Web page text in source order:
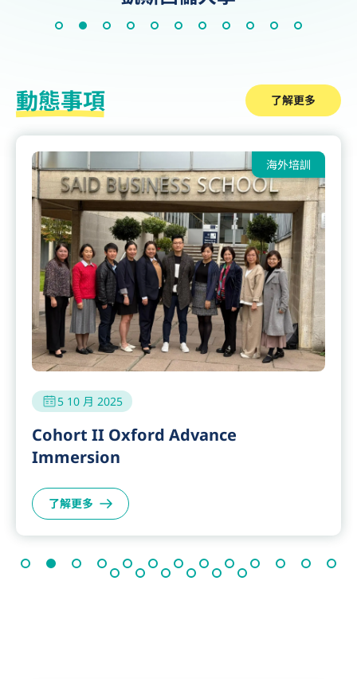
動態事項 了解更多
海外培訓
5 10 月 2025
Cohort II Oxford Advance
Immersion
了解更多